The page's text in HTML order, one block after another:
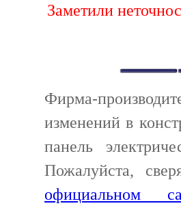
Заметили
Фирма-
изменений в
панель
Пожалуйста,
официальном